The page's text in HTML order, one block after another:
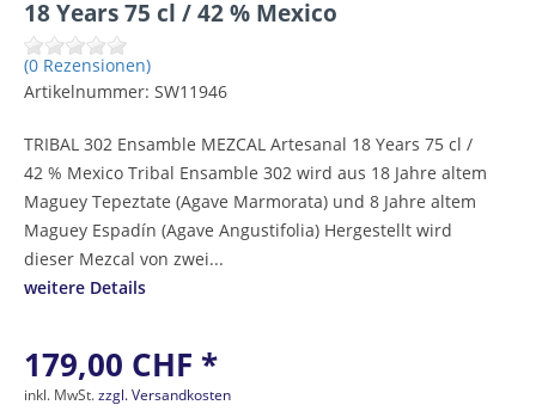
18 Years 75 cl / 42 % Mexico
(0 Rezensionen)
Artikelnummer: SW11946
TRIBAL 302 Ensamble MEZCAL Artesanal 18 Years 75 cl /
42 % Mexico Tribal Ensamble 302 wird aus 18 Jahre altem
Maguey Tepeztate (Agave Marmorata) und 8 Jahre altem
Maguey Espadín (Agave Angustifolia) Hergestellt wird
dieser Mezcal von zwei...
weitere Details
179,00 CHF *
inkl. MwSt.zzgl. Versandkosten